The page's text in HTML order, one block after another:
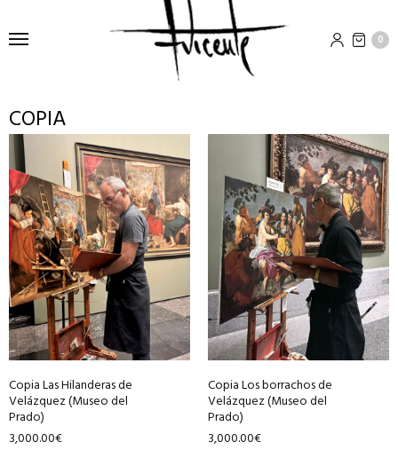
0
COPIA
Copia Las Hilanderas de
Velázquez (Museo del
Prado)
3,000.00€
Copia Los borrachos de
Velázquez (Museo del
Prado)
3,000.00€